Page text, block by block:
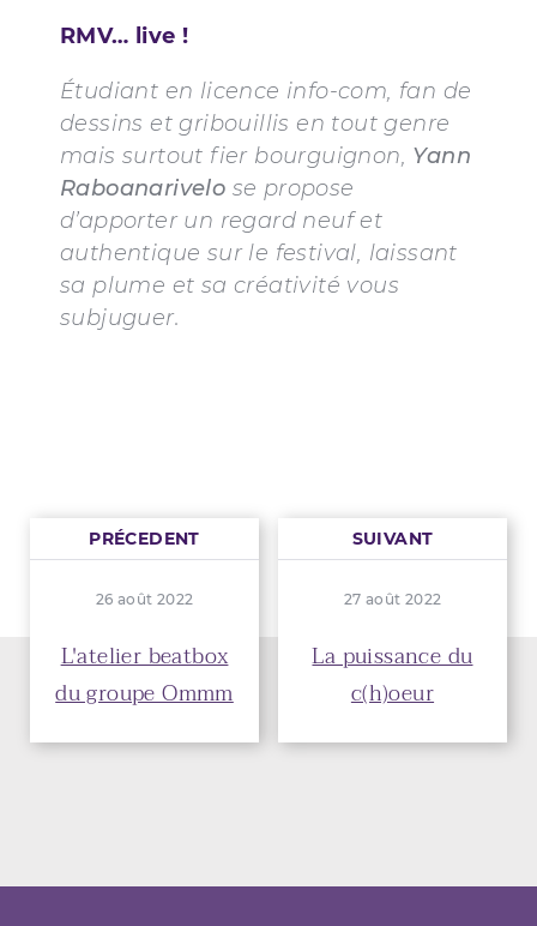
RMV… live !
Étudiant en licence info-com, fan de
dessins et gribouillis en tout genre
mais surtout fier bourguignon, Yann
Raboanarivelo se propose
d’apporter un regard neuf et
authentique sur le festival, laissant
sa plume et sa créativité vous
subjuguer.
PRÉCEDENT
26 août 2022
L'atelier beatbox
du groupe Ommm
SUIVANT
27 août 2022
La puissance du
c(h)oeur